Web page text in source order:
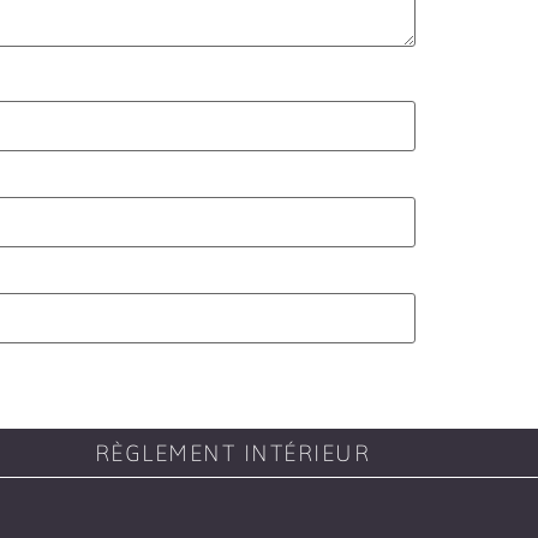
RÈGLEMENT INTÉRIEUR